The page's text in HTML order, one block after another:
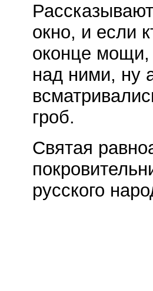
окно, и если
оконце мощи,
над ними, ну
гроб.
Святая
русского